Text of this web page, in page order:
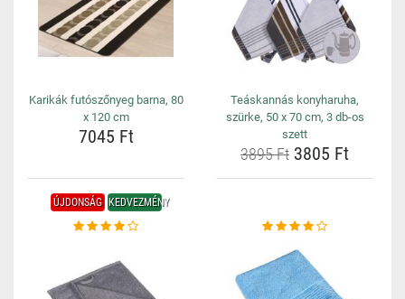
Karikák futószőnyeg barna, 80
x 120 cm
7045 Ft
Teáskannás konyharuha,
szürke, 50 x 70 cm, 3 db-os
szett
3895 Ft 3805 Ft
ÚJDONSÁG KEDVEZMÉNY